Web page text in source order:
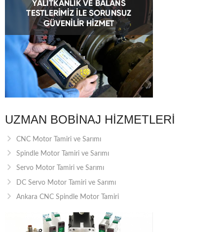
UZMAN BOBINAJ HIZMETLERI
CNC Motor Tamiri ve Sarımı
Spindle Motor Tamiri ve Sarımı
Servo Motor Tamiri ve Sarımı
DC Servo Motor Tamiri ve Sarımı
Ankara CNC Spindle Motor Tamiri